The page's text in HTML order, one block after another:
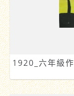
1920_六年級